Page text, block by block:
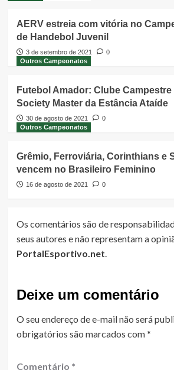
AERV estreia com vitória no
de Handebol Juvenil
3 de setembro de 2021
0
Outros Campeonatos
Futebol Amador: Clube
Society Master da Estância Ataíde
30 de agosto de 2021
0
Outros Campeonatos
Grêmio, Ferroviária, Corinthians e
vencem no Brasileiro Feminino
16 de agosto de 2021 0
Os comentários são de
seus autores e não representam a
PortalEsportivo.net.
Deixe um comentário
O seu endereço de e-mail não será
obrigatórios são marcados com*
Comentário *